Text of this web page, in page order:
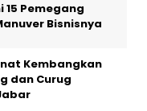
15 Pemegang
Bisnisnya
Kembangkan
dan Curug